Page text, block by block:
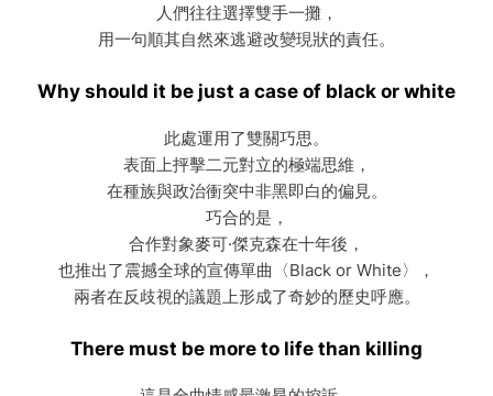
人們往往選擇雙手一攤，
用一句順其自然來逃避改變現狀的責任。
Why should it be just a case of black or white
此處運用了雙關巧思。
表面上抨擊二元對立的極端思維，
在種族與政治衝突中非黑即白的偏見。
巧合的是，
合作對象麥可·傑克森在十年後，
也推出了震撼全球的宣傳單曲〈Black or White〉，
兩者在反歧視的議題上形成了奇妙的歷史呼應。
There must be more to life than killing